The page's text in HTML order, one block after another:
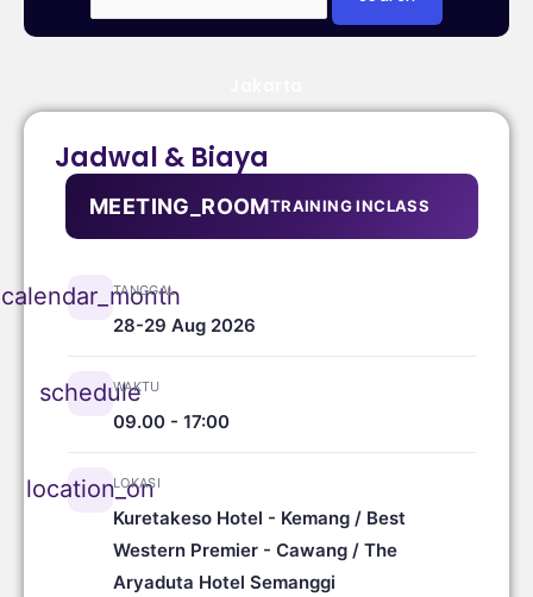
Jadwal & Biaya
MEETING_ROOMTRAINING INCLASS
calendar_month
TANGGAL
28-29 Aug 2026
schedule
WAKTU
09.00 - 17:00
location_on
LOKASI
Kuretakeso Hotel - Kemang / Best
Western Premier - Cawang / The
Aryaduta Hotel Semanggi